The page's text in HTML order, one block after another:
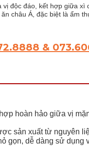
vị độc đáo, kết hợp giữa
châu Á, đặc biệt là ẩm
&
hoàn hảo giữa vị
sản xuất từ nguyên
gọn, dễ dàng sử dụng